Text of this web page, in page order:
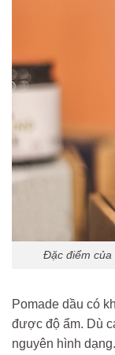
Đặc điểm của
Pomade dầu có
được độ ẩm. Dù
nguyên hình